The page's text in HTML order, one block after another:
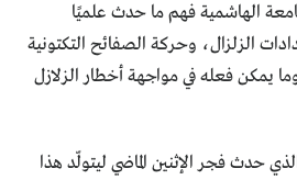
الهاشمية فهم ما حدث علميًا
الزلزال، وحركة الصفائح التكتونية
يمكن فعله في مواجهة أخطار الزلازل
حدث فجر الإثنين الماضي ليتولّد هذا